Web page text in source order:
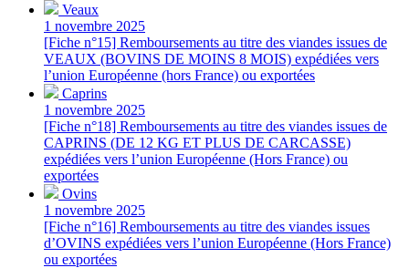
Veaux
1 novembre 2025
[Fiche n°15] Remboursements au titre des viandes issues de
VEAUX (BOVINS DE MOINS 8 MOIS) expédiées vers
l’union Européenne (hors France) ou exportées
Caprins
1 novembre 2025
[Fiche n°18] Remboursements au titre des viandes issues de
CAPRINS (DE 12 KG ET PLUS DE CARCASSE)
expédiées vers l’union Européenne (Hors France) ou
exportées
Ovins
1 novembre 2025
[Fiche n°16] Remboursements au titre des viandes issues
d’OVINS expédiées vers l’union Européenne (Hors France)
ou exportées